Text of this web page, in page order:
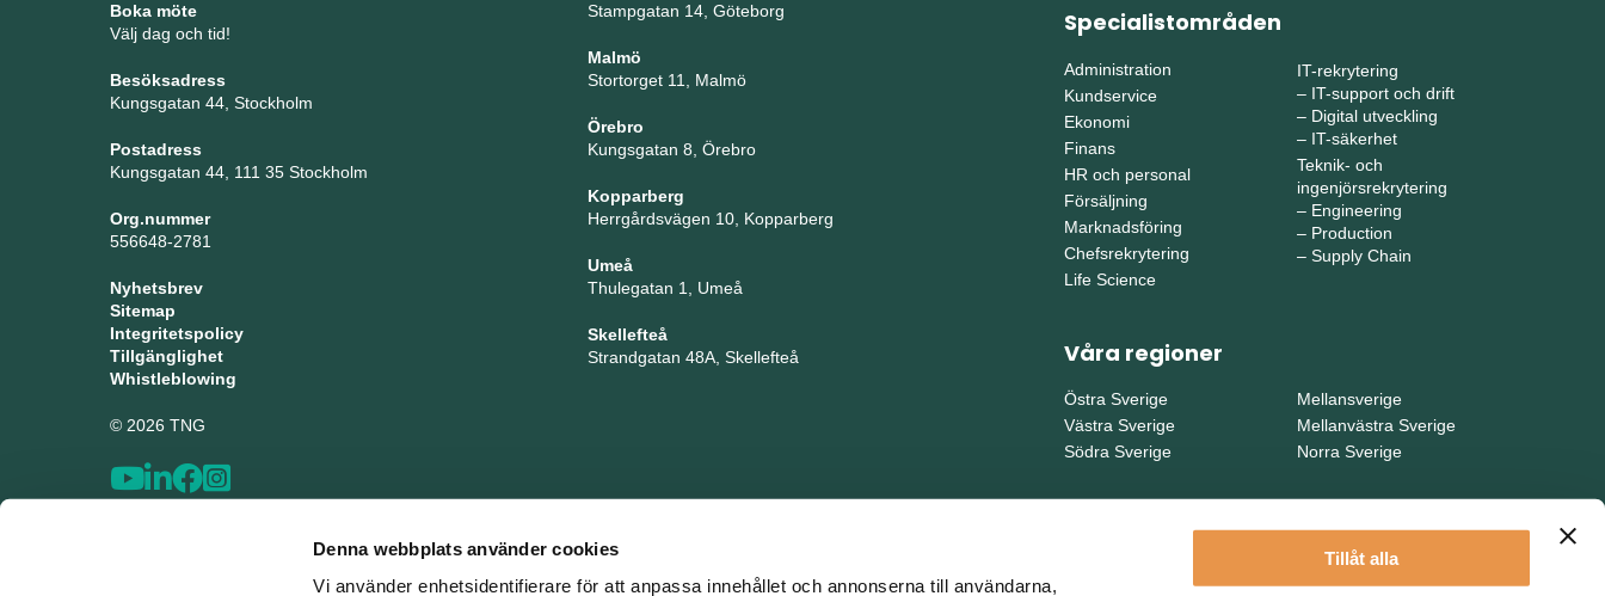
Denna webbplats använder cookies
Vi använder enhetsidentifierare för att anpassa innehållet och annonserna till användarna,
Tillåt alla
Boka möte
Välj dag och tid!
Besöksadress
Kungsgatan 44, Stockholm
Postadress
Kungsgatan 44, 111 35 Stockholm
Org.nummer
556648-2781
Nyhetsbrev
Sitemap
Integritetspolicy
Tillgänglighet
Whistleblowing
© 2026 TNG
Stampgatan 14, Göteborg
Malmö
Stortorget 11, Malmö
Örebro
Kungsgatan 8, Örebro
Kopparberg
Herrgårdsvägen 10, Kopparberg
Umeå
Thulegatan 1, Umeå
Skellefteå
Strandgatan 48A, Skellefteå
Specialistområden
Administration
Kundservice
Ekonomi
Finans
HR och personal
Försäljning
Marknadsföring
Chefsrekrytering
Life Science
IT-rekrytering
– IT-support och drift
– Digital utveckling
– IT-säkerhet
Teknik- och
ingenjörsrekrytering
– Engineering
– Production
– Supply Chain
Våra regioner
Östra Sverige
Västra Sverige
Södra Sverige
Mellansverige
Mellanvästra Sverige
Norra Sverige